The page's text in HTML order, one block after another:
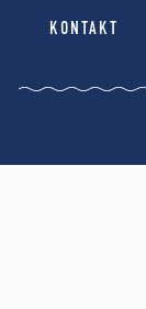
KONTAKT